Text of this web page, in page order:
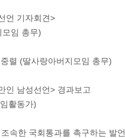
언 기자회견>
임 총무)
렬 (딸사랑아버지모임 총무)
인 남성선언> 경과보고
활동가)
속한 국회통과를 촉구하는 발언